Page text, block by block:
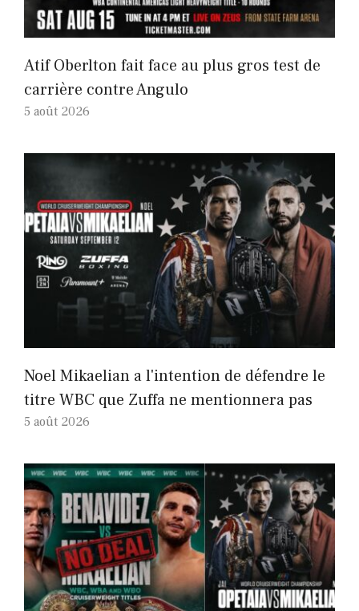
Atif Oberlton fait face au plus gros test de
carrière contre Angulo
5 août 2026
Noel Mikaelian a l'intention de défendre le
titre WBC que Zuffa ne mentionnera pas
5 août 2026